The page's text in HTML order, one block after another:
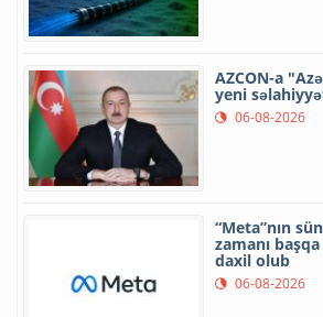
AZCON-a
yeni
06-08-2026
“Meta”nın
zamanı
daxil olub
06-08-2026